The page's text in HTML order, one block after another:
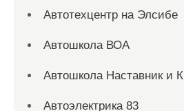
Автотехцентр на Элсибе
Автошкола ВОА
Автошкола Наставник и К
Автоэлектрика 83